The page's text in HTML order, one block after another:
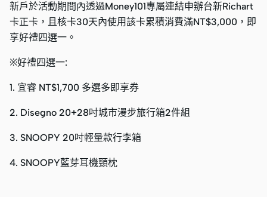
新戶於活動期間內透過Money101專屬連結申辦台新Richart
卡正卡，且核卡30天內使用該卡累積消費滿NT$3,000，即
享好禮四選一。
※好禮四選一:
1. 宜睿 NT$1,700 多選多即享券
2. Disegno 20+28吋城市漫步旅行箱2件組
3. SNOOPY 20吋輕量款行李箱
4. SNOOPY藍芽耳機頸枕